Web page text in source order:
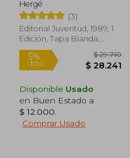
6%
dcto. $ 27.905
Hergé
(3)
Editorial Juventud, 1989, 1
Edición, Tapa Blanda,
Nuevo
Disponible Usado
en Buen Estado a
$ 12.000
Comprar Usado